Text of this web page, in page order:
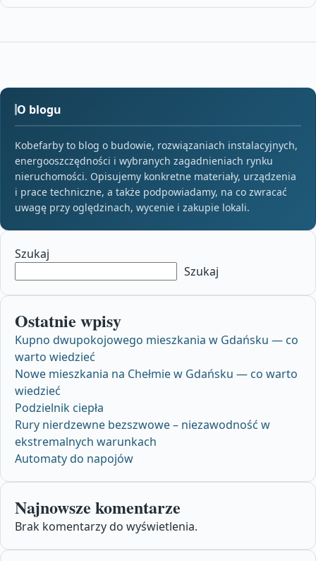
O blogu
Kobefarby to blog o budowie, rozwiązaniach instalacyjnych,
energooszczędności i wybranych zagadnieniach rynku
nieruchomości. Opisujemy konkretne materiały, urządzenia
i prace techniczne, a także podpowiadamy, na co zwracać
uwagę przy oględzinach, wycenie i zakupie lokali.
Szukaj
Szukaj
Ostatnie wpisy
Kupno dwupokojowego mieszkania w Gdańsku — co
warto wiedzieć
Nowe mieszkania na Chełmie w Gdańsku — co warto
wiedzieć
Podzielnik ciepła
Rury nierdzewne bezszwowe – niezawodność w
ekstremalnych warunkach
Automaty do napojów
Najnowsze komentarze
Brak komentarzy do wyświetlenia.